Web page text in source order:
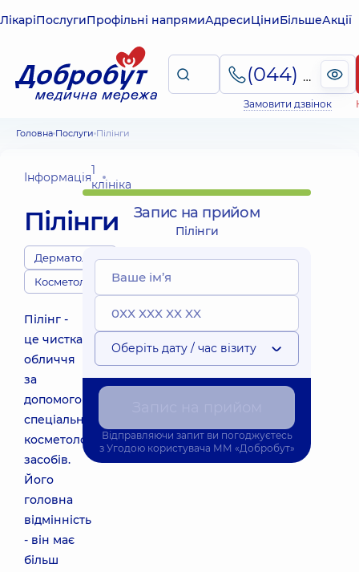
ЛікаріПослугиПрофільні напрямиАдресиЦіниБільшеАкції
(044) 495-2-888
Замовити дзвінок
Головна Послуги Пілінги
Інформація1
клініка
Пілінги
Дерматологи
Косметологи
Пілінг -
це чистка
обличчя
за
допомогою
спеціальних
косметологічних
засобів.
Його
головна
відмінність
- він має
більш
Запис на прийом
Пілінги
Оберіть дату / час візиту
Відправляючи запит ви погоджуєтесь
з Угодою користувача ММ «Добробут»